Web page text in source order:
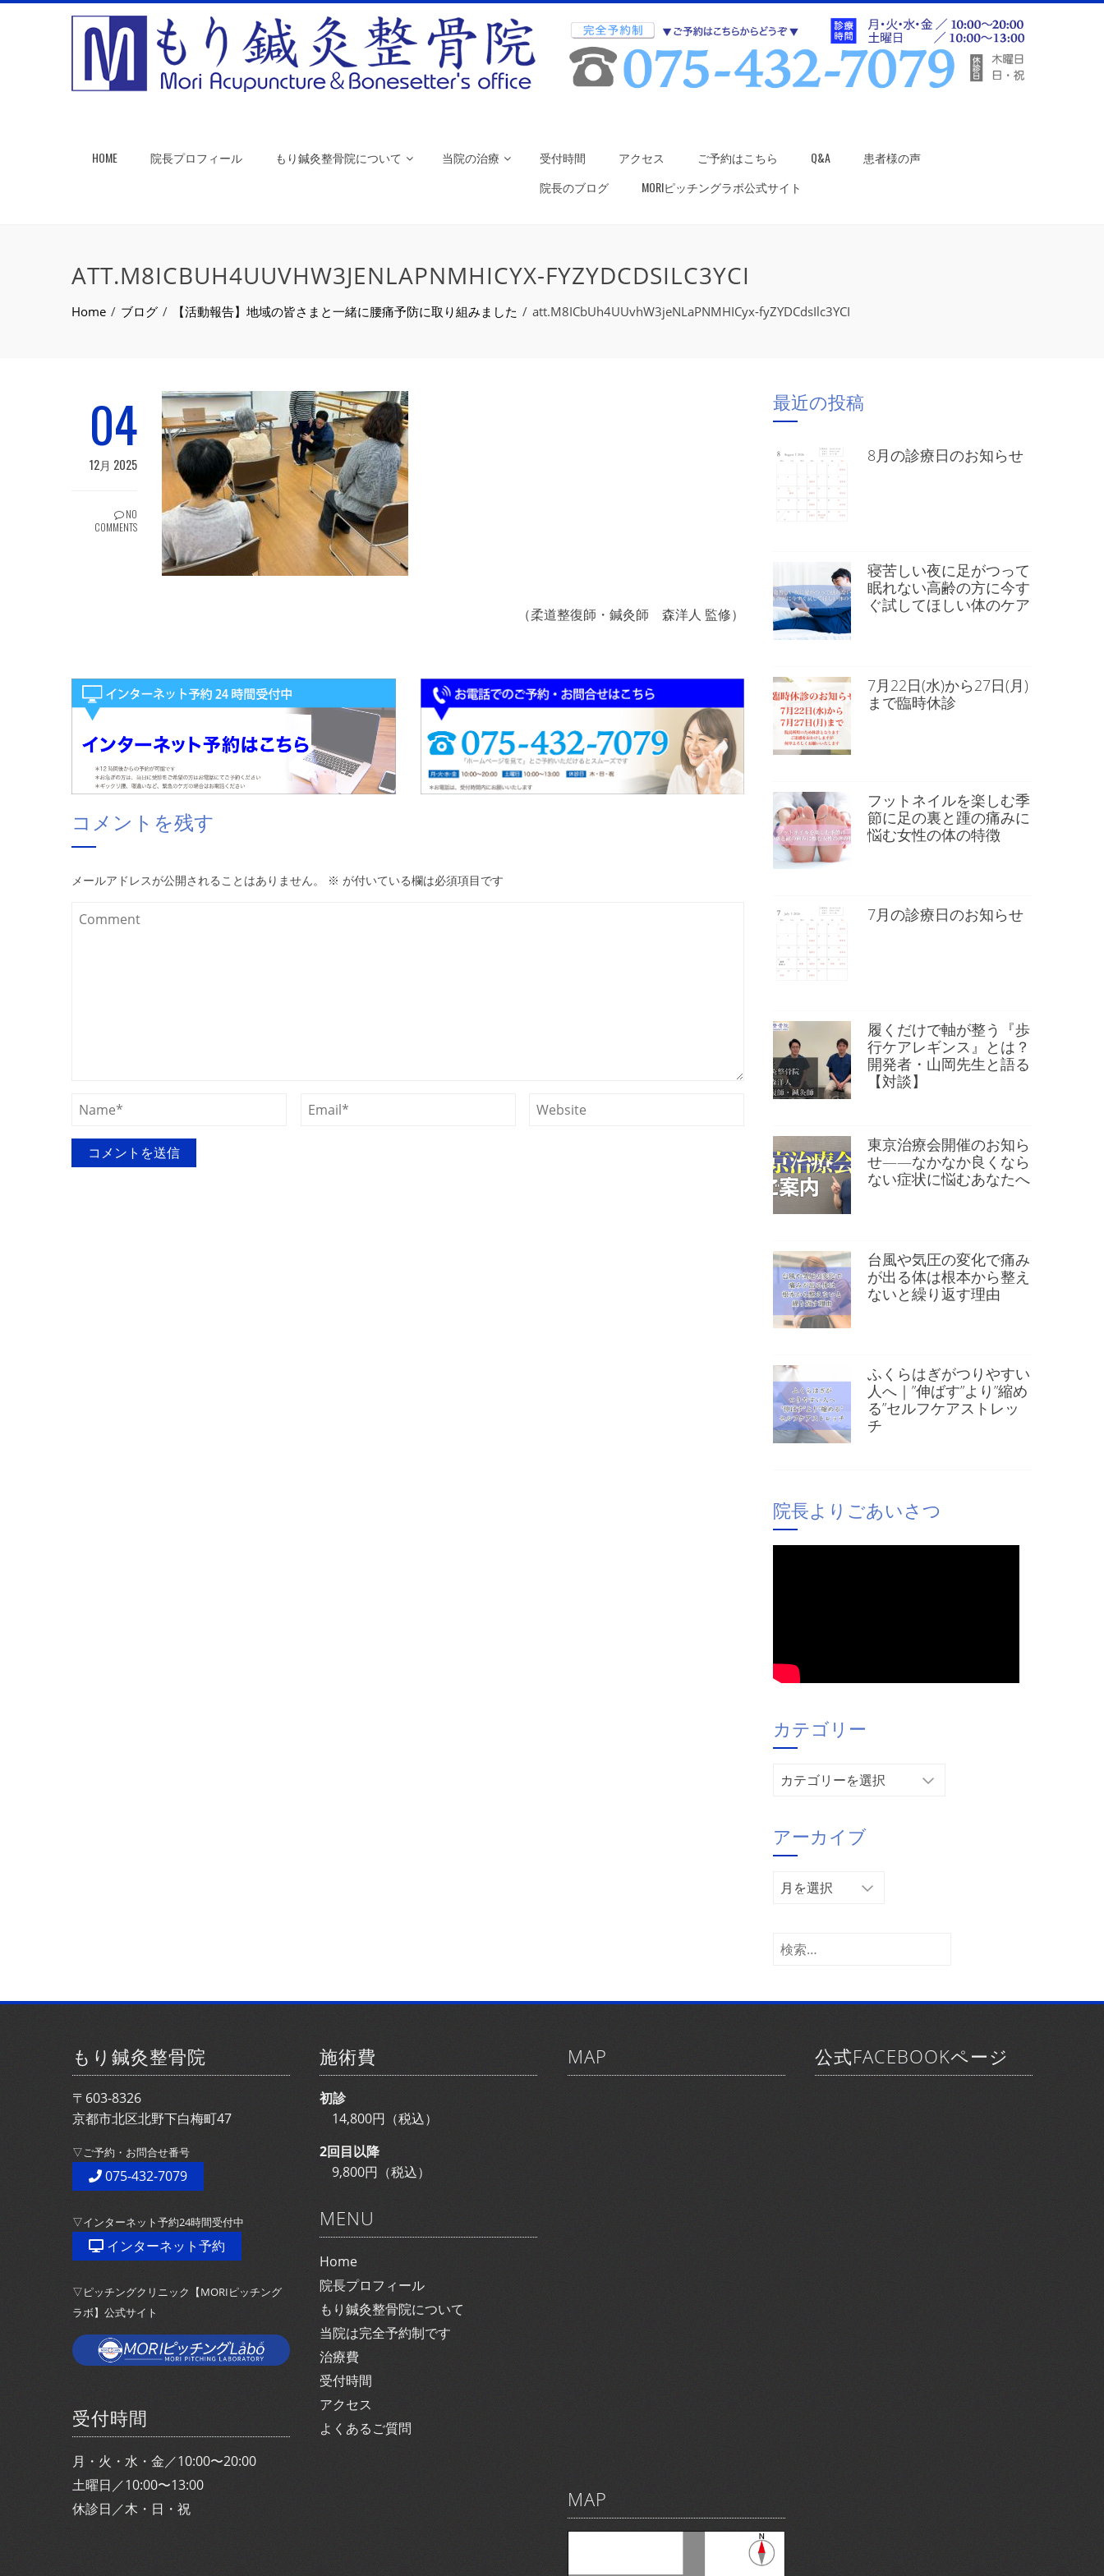
HOME 院長プロフィール もり鍼灸整骨院について 当院の治療 受付時間 アクセス ご予約はこちら Q&A
患者様の声
院長のブログ
MORIピッチングラボ公式サイト
ATT.M8ICBUH4UUVHW3JENLAPNMHICYX-FYZYDCDSILC3YCI
Home ブログ 【活動報告】地域の皆さまと一緒に腰痛予防に取り組みました att.M8ICbUh4UUvhW3jeNLaPNMHICyx-fyZYDCdsIlc3YCI
04
12月 2025
NO
COMMENTS
（柔道整復師・鍼灸師 森洋人 監修）
コメントを残す
メールアドレスが公開されることはありません。 ※ が付いている欄は必須項目です
最近の投稿
8月の診療日のお知らせ
寝苦しい夜に足がつって
眠れない高齢の方に今す
ぐ試してほしい体のケア
7月22日(水)から27日(月)
まで臨時休診
フットネイルを楽しむ季
節に足の裏と踵の痛みに
悩む女性の体の特徴
7月の診療日のお知らせ
履くだけで軸が整う『歩
行ケアレギンス』とは？
開発者・山岡先生と語る
【対談】
東京治療会開催のお知ら
せ——なかなか良くなら
ない症状に悩むあなたへ
台風や気圧の変化で痛み
が出る体は根本から整え
ないと繰り返す理由
ふくらはぎがつりやすい
人へ｜”伸ばす”より”縮め
る”セルフケアストレッ
チ
院長よりごあいさつ
カテゴリー
カ
リ
ー
アーカイブ
ア
イ
検
もり鍼灸整骨院
〒603-8326
京都市北区北野下白梅町47
▽ご予約・お問合せ番号
075-432-7079
▽インターネット予約24時間受付中
インターネット予約
▽ピッチングクリニック【MORIピッチング
ラボ】公式サイト
受付時間
月・火・水・金／10:00〜20:00
土曜日／10:00〜13:00
休診日／木・日・祝
施術費
初診
14,800円（税込）
2回目以降
9,800円（税込）
MENU
Home
院長プロフィール
もり鍼灸整骨院について
当院は完全予約制です
治療費
受付時間
アクセス
よくあるご質問
MAP
MAP
公式FACEBOOKページ